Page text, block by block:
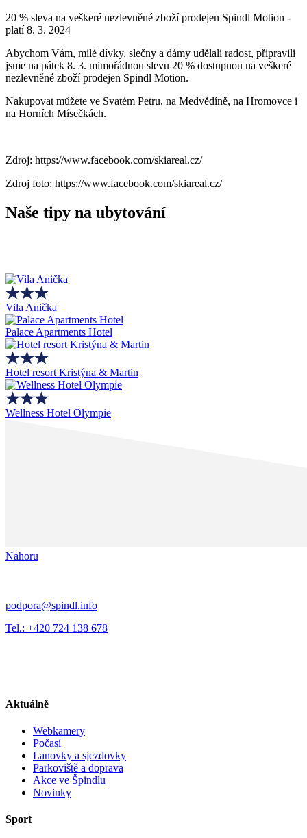
20 % sleva na veškeré nezlevněné zboží prodejen Spindl Motion -
platí 8. 3. 2024
Abychom Vám, milé dívky, slečny a dámy udělali radost, připravili
jsme na pátek 8. 3. mimořádnou slevu 20 % dostupnou na veškeré
nezlevněné zboží prodejen Spindl Motion.
Nakupovat můžete ve Svatém Petru, na Medvědíně, na Hromovce i
na Horních Mísečkách.
Zdroj: https://www.facebook.com/skiareal.cz/
Zdroj foto: https://www.facebook.com/skiareal.cz/
Naše tipy na ubytování
Vila Anička
Palace Apartments Hotel
Hotel resort Kristýna & Martin
Wellness Hotel Olympie
Nahoru
podpora@spindl.info
Tel.: +420 724 138 678
Aktuálně
Webkamery
Počasí
Lanovky a sjezdovky
Parkoviště a doprava
Akce ve Špindlu
Novinky
Sport